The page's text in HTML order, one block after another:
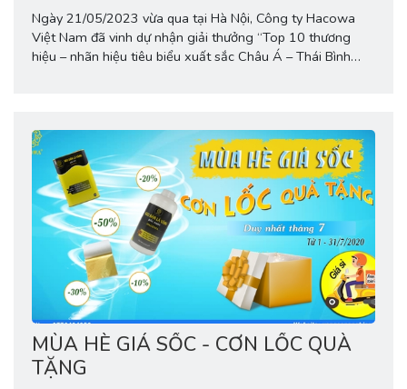
Ngày 21/05/2023 vừa qua tại Hà Nội, Công ty Hacowa
Việt Nam đã vinh dự nhận giải thưởng “Top 10 thương
hiệu – nhãn hiệu tiêu biểu xuất sắc Châu Á – Thái Bình
MÙA HÈ GIÁ SỐC - CƠN LỐC QUÀ
TẶNG